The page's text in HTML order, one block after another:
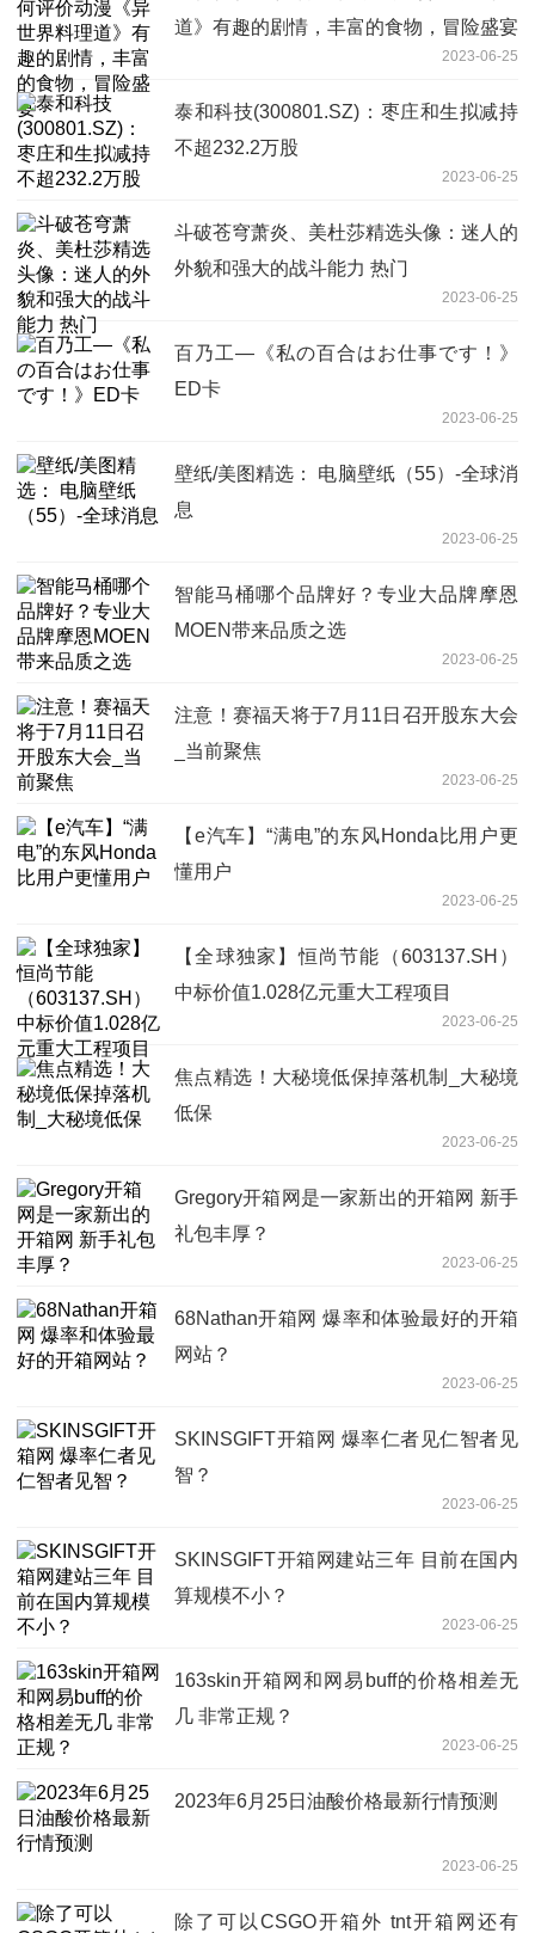
道》有趣的剧情，丰富的食物，冒险盛宴
2023-06-25
泰和科技(300801.SZ)：枣庄和生拟减持
不超232.2万股
2023-06-25
斗破苍穹萧炎、美杜莎精选头像：迷人的
外貌和强大的战斗能力 热门
2023-06-25
百乃工—《私の百合はお仕事です！》
ED卡
2023-06-25
壁纸/美图精选： 电脑壁纸（55）-全球消
息
2023-06-25
智能马桶哪个品牌好？专业大品牌摩恩
MOEN带来品质之选
2023-06-25
注意！赛福天将于7月11日召开股东大会
_当前聚焦
2023-06-25
【e汽车】“满电”的东风Honda比用户更
懂用户
2023-06-25
【全球独家】恒尚节能（603137.SH）
中标价值1.028亿元重大工程项目
2023-06-25
焦点精选！大秘境低保掉落机制_大秘境
低保
2023-06-25
Gregory开箱网是一家新出的开箱网 新手
礼包丰厚？
2023-06-25
68Nathan开箱网 爆率和体验最好的开箱
网站？
2023-06-25
SKINSGIFT开箱网 爆率仁者见仁智者见
智？
2023-06-25
SKINSGIFT开箱网建站三年 目前在国内
算规模不小？
2023-06-25
163skin开箱网和网易buff的价格相差无
几 非常正规？
2023-06-25
2023年6月25日油酸价格最新行情预测
2023-06-25
除了可以CSGO开箱外 tnt开箱网还有